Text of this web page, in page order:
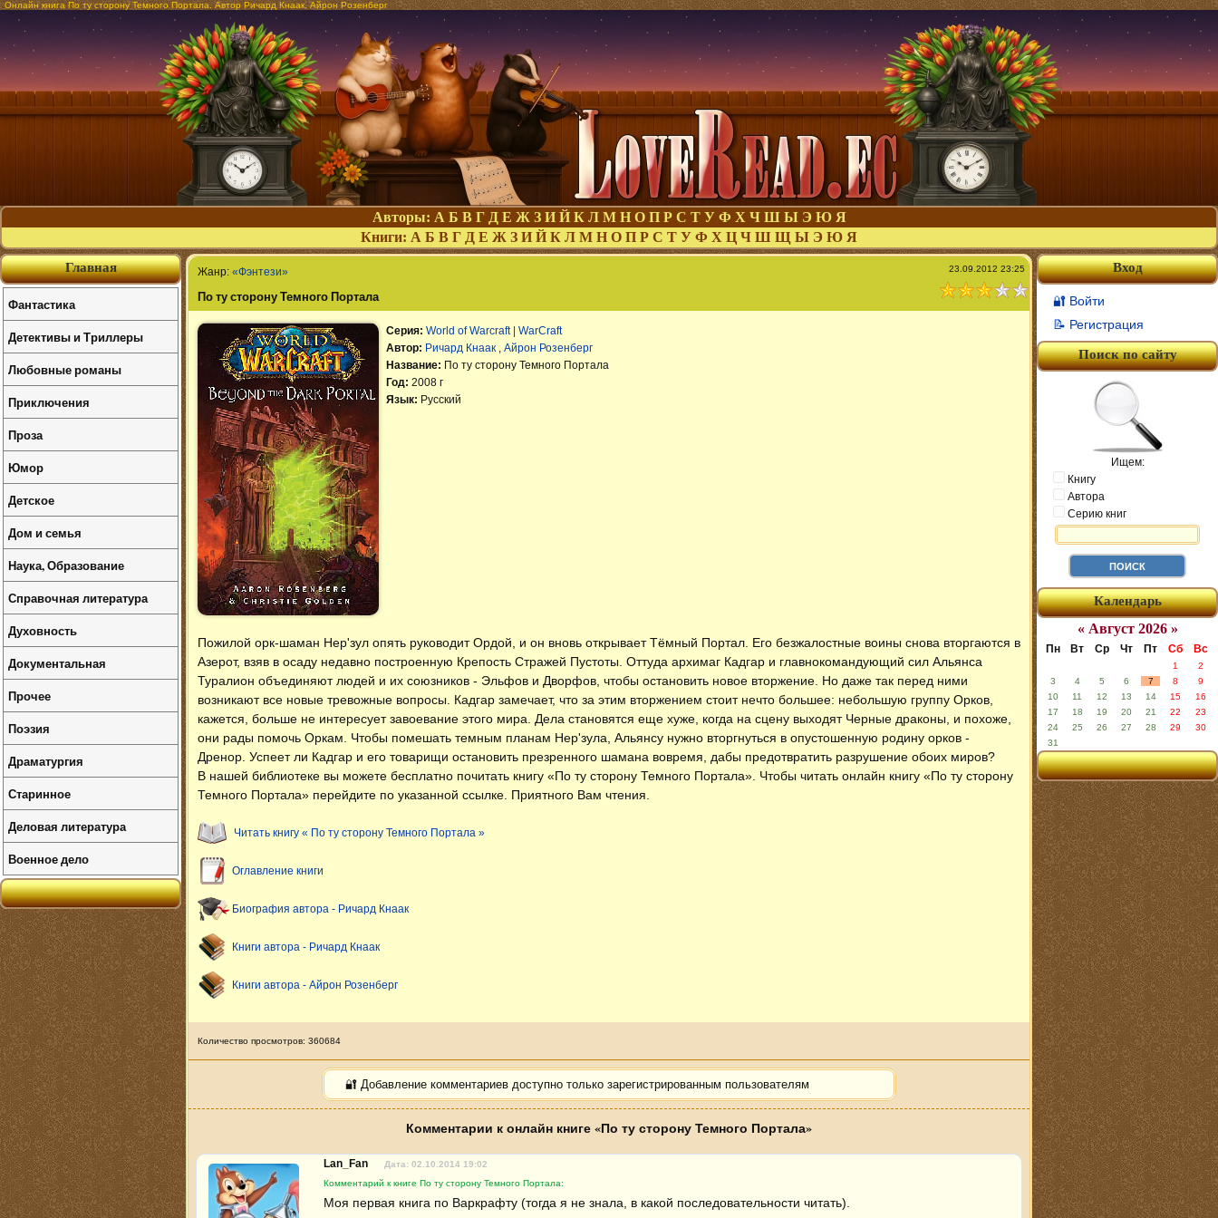
Онлайн книга По ту сторону Темного Портала. Автор Ричард Кнаак, Айрон Розенберг
Авторы: А Б В Г Д Е Ж З И Й К Л М Н О П Р С Т У Ф Х Ч Ш Ы Э Ю Я
Книги: А Б В Г Д Е Ж З И Й К Л М Н О П Р С Т У Ф Х Ц Ч Ш Щ Ы Э Ю Я
Жанр: «Фэнтези»
По ту сторону Темного Портала
23.09.2012 23:25
Серия: World of Warcraft | WarCraft
Автор: Ричард Кнаак , Айрон Розенберг
Название: По ту сторону Темного Портала
Год: 2008 г
Язык: Русский
Пожилой орк-шаман Нер'зул опять руководит Ордой, и он вновь открывает Тёмный Портал. Его безжалостные воины снова вторгаются в
Азерот, взяв в осаду недавно построенную Крепость Стражей Пустоты. Оттуда архимаг Кадгар и главнокомандующий сил Альянса
Туралион объединяют людей и их союзников - Эльфов и Дворфов, чтобы остановить новое вторжение. Но даже так перед ними
возникают все новые тревожные вопросы. Кадгар замечает, что за этим вторжением стоит нечто большее: небольшую группу Орков,
кажется, больше не интересует завоевание этого мира. Дела становятся еще хуже, когда на сцену выходят Черные драконы, и похоже,
они рады помочь Оркам. Чтобы помешать темным планам Нер'зула, Альянсу нужно вторгнуться в опустошенную родину орков -
Дренор. Успеет ли Кадгар и его товарищи остановить презренного шамана вовремя, дабы предотвратить разрушение обоих миров?
В нашей библиотеке вы можете бесплатно почитать книгу «По ту сторону Темного Портала» . Чтобы читать онлайн книгу «По ту сторону
Темного Портала» перейдите по указанной ссылке. Приятного Вам чтения.
Читать книгу « По ту сторону Темного Портала »
Оглавление книги
Биография автора - Ричард Кнаак
Книги автора - Ричард Кнаак
Книги автора - Айрон Розенберг
Количество просмотров: 360684
🔐 Добавление комментариев доступно только зарегистрированным пользователям
Комментарии к онлайн книге «По ту сторону Темного Портала»
Lan_Fan
Дата: 02.10.2014 19:02
Комментарий к книге По ту сторону Темного Портала:
Моя первая книга по Варкрафту (тогда я не знала, в какой последовательности читать).
Вход
🔐 Войти
📝 Регистрация
Поиск по сайту
Ищем:
Книгу
Автора
Серию книг
Календарь
« Август 2026 »
Пн Вт Ср Чт Пт Сб Вс
1
2
3
4 5 6 7 8
9
10
11 12 13 14 15
16
17
18 19 20 21 22
23
24
25 26 27 28 29
30
31
Главная
Фантастика
Детективы и Триллеры
Любовные романы
Приключения
Проза
Юмор
Детское
Дом и семья
Наука, Образование
Справочная литература
Духовность
Документальная
Прочее
Поэзия
Драматургия
Старинное
Деловая литература
Военное дело